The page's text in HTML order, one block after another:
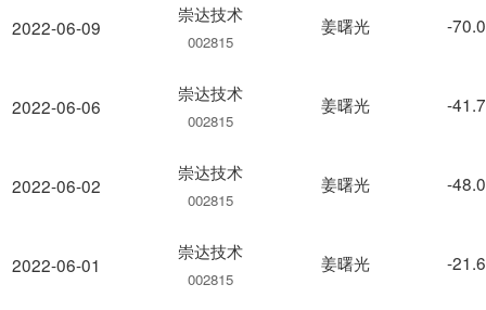
2022-06-09
2022-06-06
2022-06-02
2022-06-01
崇达技术
002815
姜曙光 -
崇达技术
002815
姜曙光 -
崇达技术
002815
姜曙光 -
崇达技术
002815
姜曙光 -